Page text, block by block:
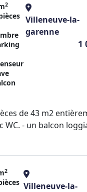
2
Villeneuve-la-
garenne
1
de 43 m2
- un balcon
2
Villeneuve-la-